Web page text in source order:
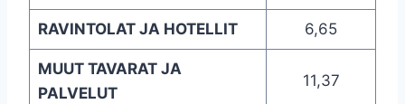
RAVINTOLAT JA HOTELLIT 6,65
MUUT TAVARAT JA
PALVELUT
11,37